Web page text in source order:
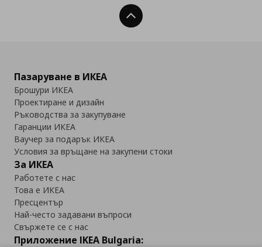
Нагоре
Пазаруване в ИКЕА
Брошури ИКЕА
Проектиране и дизайн
Ръководства за закупуване
Гаранции ИКЕА
Ваучер за подарък ИКЕА
Условия за връщане на закупени стоки
За ИКЕА
Работете с нас
Това е ИКЕА
Пресцентър
Най-често задавани въпроси
Свържете се с нас
Приложение IKEA Bulgaria: